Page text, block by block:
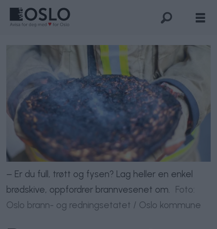
– Er du full, trøtt og fysen? Lag heller en enkel
brødskive, oppfordrer brannvesenet om. Foto:
Oslo brann- og redningsetatet / Oslo kommune